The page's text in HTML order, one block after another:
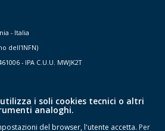
- Italia
dell'INFN)
- IPA C.U.U. MWJK2T
i soli cookies tecnici o altri
analoghi.
del browser, l'utente accetta. Per